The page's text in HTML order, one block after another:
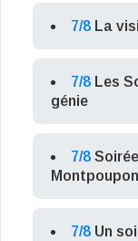
7/8 La
7/8 Les
génie
7/8
Montpoupon
7/8 Un